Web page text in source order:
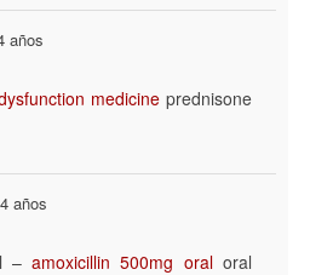
años
medicine prednisone
años
–amoxicillin 500mg oraloral